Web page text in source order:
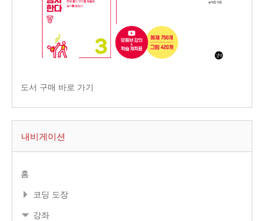
도서 구매 바로 가기
내비게이션
홈
코딩 도장
강좌